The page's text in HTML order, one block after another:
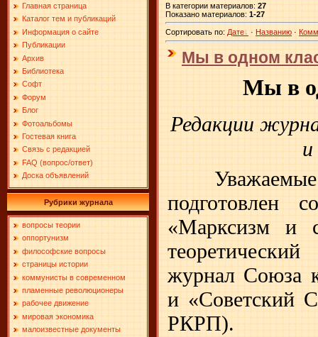
Главная страница
Каталог тем и публикаций
Информация о сайте
Публикации
Архив
Библиотека
Софт
Форум
Блог
Фотоальбомы
Гостевая книга
Связь с редакцией
FAQ (вопрос/ответ)
Доска объявлений
Рубрики журнала
вопросы теории
оппортунизм
философские вопросы
страницы истории
коммунисты в современном
пламенные революционеры
рабочее движение
мировая экономика
малоизвестные документы
В категории материалов: 27
Показано материалов: 1-27
Сортировать по: Дате · Названию ·
Мы в одном
Мы в
Редакции
и
подготовлен
«Марксизм и
журнал Союза
и «Советский
РКРП).